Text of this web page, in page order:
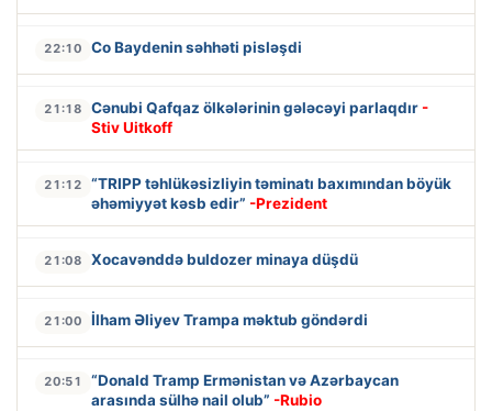
22:10 Co Baydenin səhhəti pisləşdi
21:18 Cənubi Qafqaz ölkələrinin gələcəyi parlaqdır -
Stiv Uitkoff
21:12
“TRIPP təhlükəsizliyin təminatı baxımından böyük
əhəmiyyət kəsb edir” -Prezident
21:08 Xocavənddə buldozer minaya düşdü
21:00 İlham Əliyev Trampa məktub göndərdi
20:51
“Donald Tramp Ermənistan və Azərbaycan
arasında sülhə nail olub” -Rubio